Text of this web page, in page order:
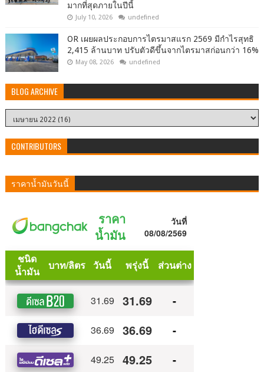
มากที่สุดภายในปีนี้
July 10, 2026 undefined
OR เผยผลประกอบการไตรมาสแรก 2569 มีกำไรสุทธิ
2,415 ล้านบาท ปรับตัวดีขึ้นจากไตรมาสก่อนกว่า 16%
May 08, 2026 undefined
BLOG ARCHIVE
CONTRIBUTORS
ราคาน้ำมันวันนี้